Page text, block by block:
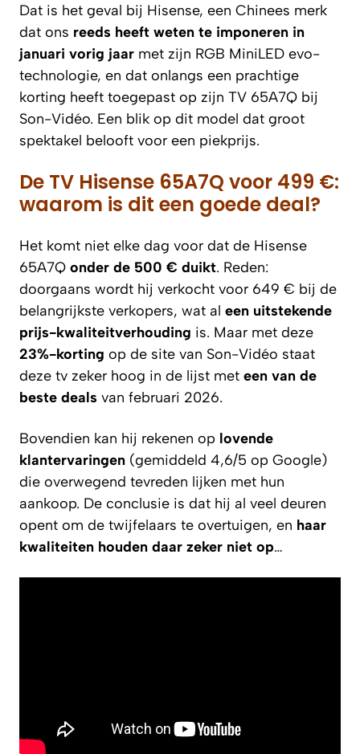
Dat is het geval bij Hisense, een Chinees merk
dat ons reeds heeft weten te imponeren in
januari vorig jaar met zijn RGB MiniLED evo-
technologie, en dat onlangs een prachtige
korting heeft toegepast op zijn TV 65A7Q bij
Son-Vidéo. Een blik op dit model dat groot
spektakel belooft voor een piekprijs.
De TV Hisense 65A7Q voor 499 €:
waarom is dit een goede deal?
Het komt niet elke dag voor dat de Hisense
65A7Q onder de 500 € duikt. Reden:
doorgaans wordt hij verkocht voor 649 € bij de
belangrijkste verkopers, wat al een uitstekende
prijs-kwaliteitverhouding is. Maar met deze
23%-korting op de site van Son-Vidéo staat
deze tv zeker hoog in de lijst met een van de
beste deals van februari 2026.
Bovendien kan hij rekenen op lovende
klantervaringen (gemiddeld 4,6/5 op Google)
die overwegend tevreden lijken met hun
aankoop. De conclusie is dat hij al veel deuren
opent om de twijfelaars te overtuigen, en haar
kwaliteiten houden daar zeker niet op…